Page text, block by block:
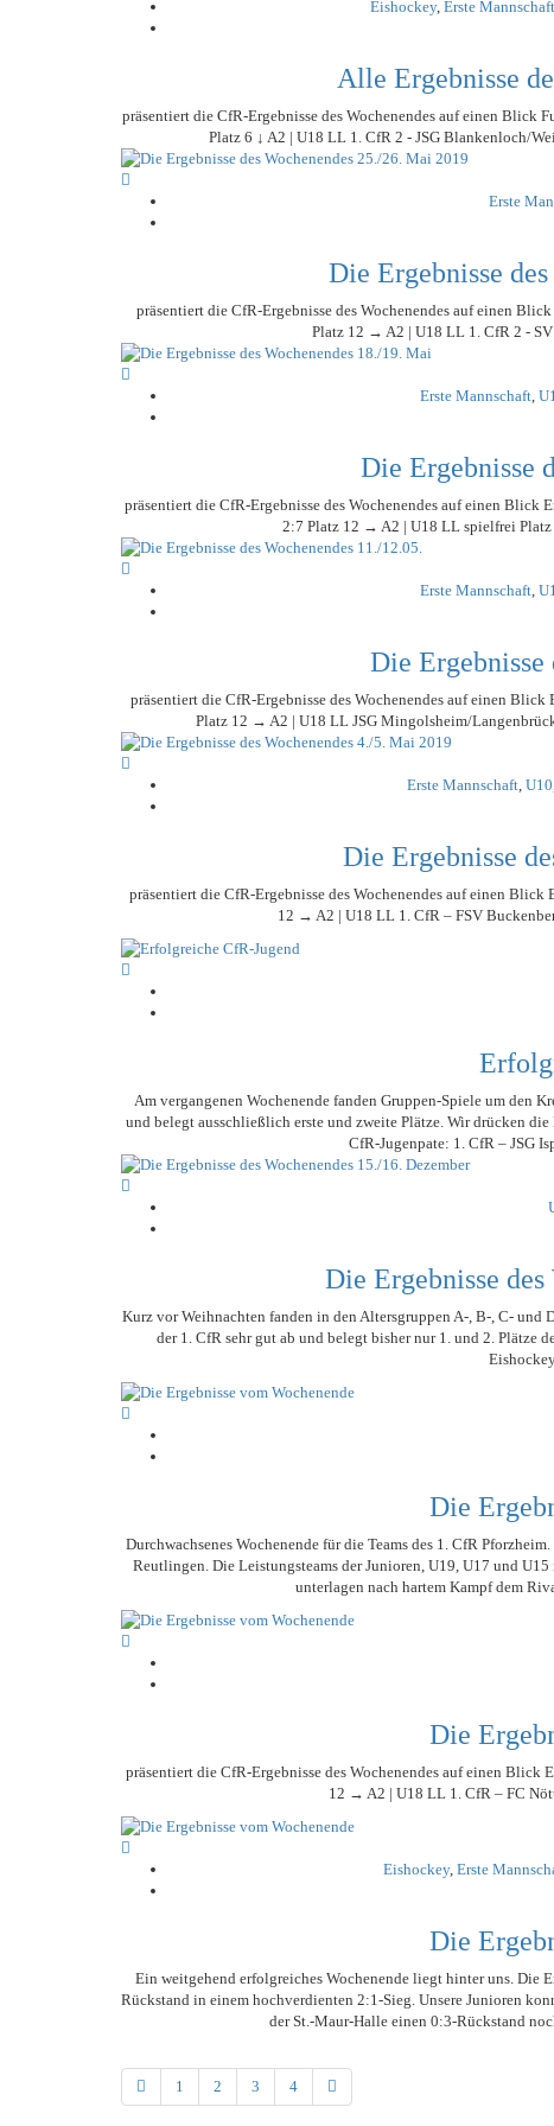
1. FC PFORZHEIM 1896
LIGA – ZUSCHAUER
LIGA – FAIRNESSTABELLE
MITGLIEDSCHAFT
1. CFR PFORZHEIM 1896
SAISON 2015/2016
SAISON 2016/2017
VFR PFORZHEIM 1897
Eishockey, Erste Mannschaft
Alle Ergebnisse
präsentiert die CfR-Ergebnisse des Wochenendes auf einen Blick
Platz 6 ↓ A2 | U18 LL 1. CfR 2 - JSG Blankenloch/
Erste
Die Ergebnisse
präsentiert die CfR-Ergebnisse des Wochenendes auf einen
Platz 12 → A2 | U18 LL 1. CfR 2 -
Erste Mannschaft,
Die Ergebnisse
präsentiert die CfR-Ergebnisse des Wochenendes auf einen
2:7 Platz 12 → A2 | U18 LL spielfrei
Erste Mannschaft,
Die Ergebnisse
präsentiert die CfR-Ergebnisse des Wochenendes auf einen
Platz 12 → A2 | U18 LL JSG Mingolsheim/
Erste Mannschaft, U10
Die Ergebnisse
präsentiert die CfR-Ergebnisse des Wochenendes auf einen
12 → A2 | U18 LL 1. CfR – FSV
Am vergangenen Wochenende fanden Gruppen-Spiele um den
und belegt ausschließlich erste und zweite Plätze. Wir drücken
CfR-Jugenpate: 1. CfR – JSG
Die Ergebnisse
Kurz vor Weihnachten fanden in den Altersgruppen A-, B-, C-
der 1. CfR sehr gut ab und belegt bisher nur 1. und 2. Plätze
Die
Durchwachsenes Wochenende für die Teams des 1. CfR
Reutlingen. Die Leistungsteams der Junioren, U19, U17 und
unterlagen nach hartem Kampf dem
Die
präsentiert die CfR-Ergebnisse des Wochenendes auf einen
12 → A2 | U18 LL 1. CfR – FC
Eishockey, Erste
Die
Ein weitgehend erfolgreiches Wochenende liegt hinter uns. Die
Rückstand in einem hochverdienten 2:1-Sieg. Unsere Junioren
der St.-Maur-Halle einen 0:3-Rückstand
1 2 3 4